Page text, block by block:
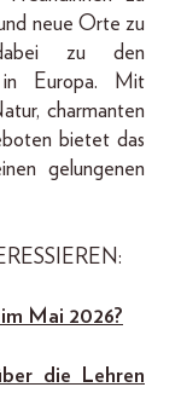
neue Orte zu
zu den
in Europa. Mit
charmanten
bietet das
gelungenen
Mai 2026?
die Lehren